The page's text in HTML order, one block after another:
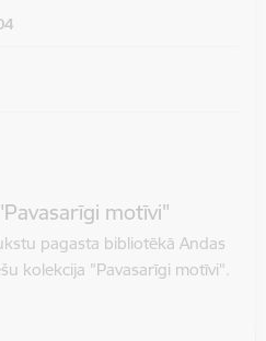
motīvi"
pagasta bibliotēkā Andas
kolekcija "Pavasarīgi motīvi".